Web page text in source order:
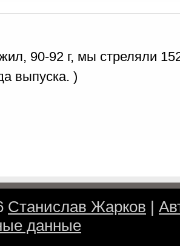
90-92 г, мы стреляли
выпуска. )
Станислав Жарков |
данные